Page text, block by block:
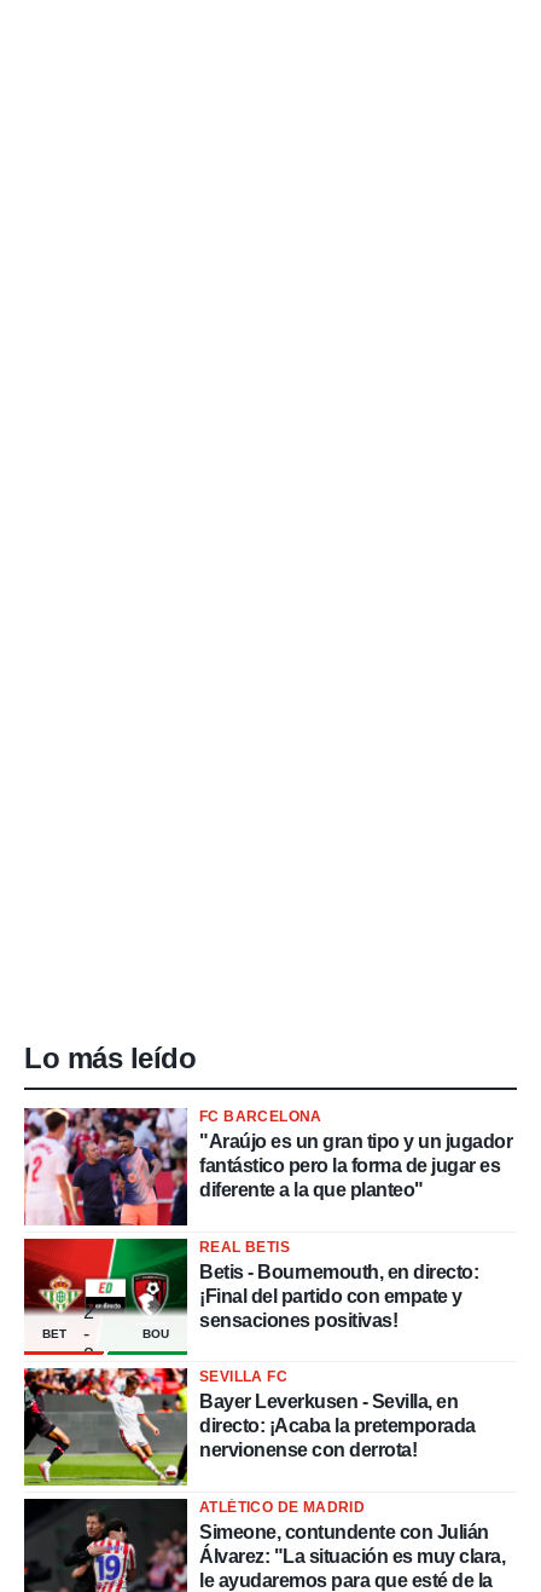
Lo más leído
FC BARCELONA
"Araújo es un gran tipo y un jugador
fantástico pero la forma de jugar es
diferente a la que planteo"
BET
2
-
2
BOU
REAL BETIS
Betis - Bournemouth, en directo:
¡Final del partido con empate y
sensaciones positivas!
SEVILLA FC
Bayer Leverkusen - Sevilla, en
directo: ¡Acaba la pretemporada
nervionense con derrota!
ATLÉTICO DE MADRID
Simeone, contundente con Julián
Álvarez: "La situación es muy clara,
le ayudaremos para que esté de la